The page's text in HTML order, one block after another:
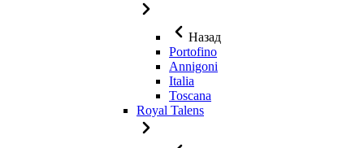
Назад
Portofino
Annigoni
Italia
Toscana
Royal Talens